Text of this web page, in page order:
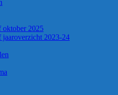
oktober 2025
2023-24